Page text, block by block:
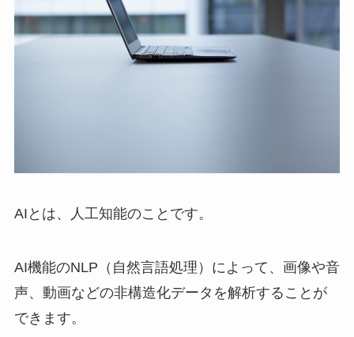
AIとは、人工知能のことです。
AI機能のNLP（自然言語処理）によって、画像や音
声、動画などの非構造化データを解析することが
できます。